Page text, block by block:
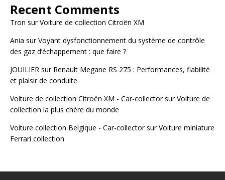
Recent Comments
Tron surVoiture de collection Citroën XM
Ania surVoyant dysfonctionnement du système de contrôle
des gaz d’échappement : que faire ?
JOUILIER sur Renault Megane RS 275 : Performances, fiabilité
et plaisir de conduite
Voiture de collection Citroën XM - Car-collectorsurVoiture de
collection la plus chère du monde
Voiture collection Belgique - Car-collectorsurVoiture miniature
Ferrari collection